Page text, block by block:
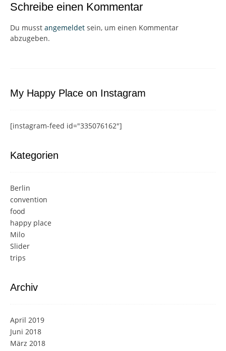
Schreibe einen Kommentar
Du musst angemeldet sein, um einen Kommentar
abzugeben.
My Happy Place on Instagram
[instagram-feed id="335076162"]
Kategorien
Berlin
convention
food
happy place
Milo
Slider
trips
Archiv
April 2019
Juni 2018
März 2018